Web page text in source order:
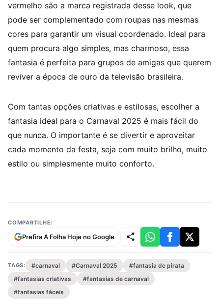
vermelho são a marca registrada desse look, que
pode ser complementado com roupas nas mesmas
cores para garantir um visual coordenado. Ideal para
quem procura algo simples, mas charmoso, essa
fantasia é perfeita para grupos de amigas que querem
reviver a época de ouro da televisão brasileira.
Com tantas opções criativas e estilosas, escolher a
fantasia ideal para o Carnaval 2025 é mais fácil do
que nunca. O importante é se divertir e aproveitar
cada momento da festa, seja com muito brilho, muito
estilo ou simplesmente muito conforto.
COMPARTILHE:
Prefira A Folha Hoje no Google
TAGS: #carnaval #Carnaval 2025
#fantasia de pirata
#fantasias criativas
#fantasias de carnaval
#fantasias fáceis